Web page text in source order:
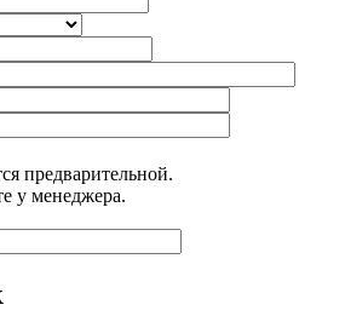
предварительной.
у менеджера.